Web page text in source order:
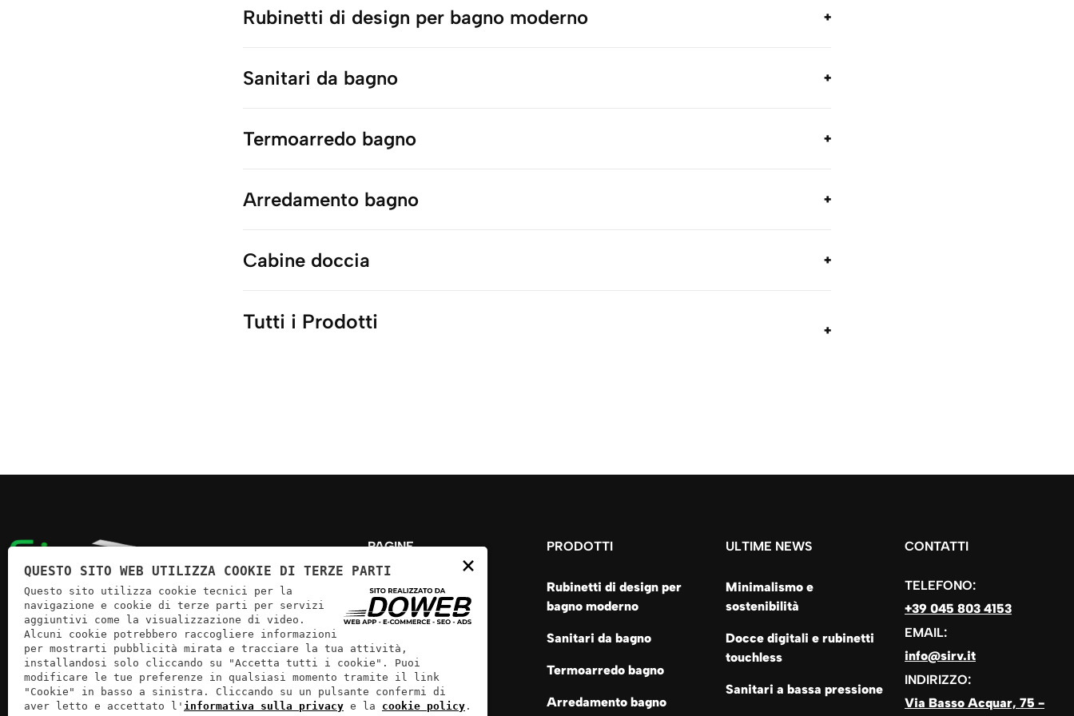
Rubinetti di design per bagno moderno
Sanitari da bagno
Termoarredo bagno
Arredamento bagno
Cabine doccia
Tutti i Prodotti
SIRV Bagno Elite, fondata nel 1968, è un'azienda veronese
specializzata in arredi bagno di alta qualità, con 40 bagni
arredati in esposizione e consulenze personalizzate per
soluzioni estetiche e funzionali.
PAGINE
Home
Azienda
News
Lavori
PRODOTTI
Rubinetti di design per
bagno moderno
Sanitari da bagno
Termoarredo bagno
Arredamento bagno
ULTIME NEWS
Minimalismo e
sostenibilità
Docce digitali e rubinetti
touchless
Sanitari a bassa pressione
CONTATTI
TELEFONO:
+39 045 803 4153
EMAIL:
info@sirv.it
INDIRIZZO:
Via Basso Acquar, 75 -
×
QUESTO SITO WEB UTILIZZA COOKIE DI TERZE PARTI
Questo sito utilizza cookie tecnici per la
navigazione e cookie di terze parti per servizi
aggiuntivi come la visualizzazione di video.
Alcuni cookie potrebbero raccogliere informazioni
per mostrarti pubblicità mirata e tracciare la tua attività,
installandosi solo cliccando su "Accetta tutti i cookie". Puoi
modificare le tue preferenze in qualsiasi momento tramite il link
"Cookie" in basso a sinistra. Cliccando su un pulsante confermi di
aver letto e accettato l' informativa sulla privacy e la cookie policy .